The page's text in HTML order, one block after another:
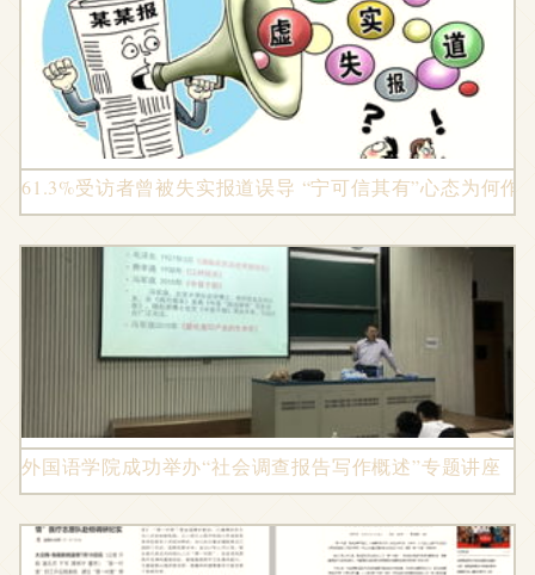
61.3%受访者曾被失实报道误导 “宁可信其有”心态为何作
外国语学院成功举办“社会调查报告写作概述”专题讲座